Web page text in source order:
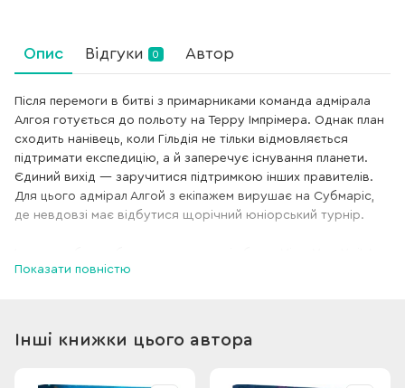
Опис Відгуки 0 Автор
Після перемоги в битві з примарниками команда адмірала
Алгоя готується до польоту на Терру Імпрімера. Однак план
сходить нанівець, коли Гільдія не тільки відмовляється
підтримати експедицію, а й заперечує існування планети.
Єдиний вихід — заручитися підтримкою інших правителів.
Для цього адмірал Алгой з екіпажем вирушає на Субмаріс,
де невдовзі має відбутися щорічний юніорський турнір.
хто за цим стоїть? І чи вдасться перемогти в небезпечних
Показати повністю
Інші книжки цього автора